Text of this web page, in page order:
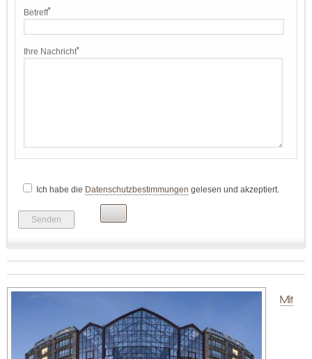
Betreff*
Ihre Nachricht*
lasse
Feld
leer.
Ich habe die Datenschutzbestimmungen gelesen und akzeptiert.
Mit